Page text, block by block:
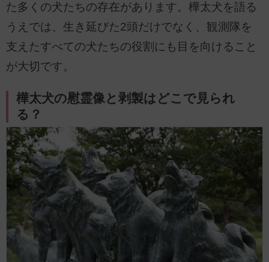
た多くの犬たちの存在があります。樺太犬を語る
うえでは、生き延びた2頭だけでなく、観測隊を
支えたすべての犬たちの役割にも目を向けること
が大切です。
樺太犬の慰霊像と剥製はどこで見られ
る？